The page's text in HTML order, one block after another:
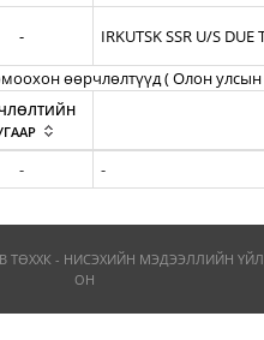
-
IRKUTSK SSR U/S DUE
өөрчлөлтүүд ( Олон улсын
- -
- НИСЭХИЙН МЭДЭЭЛЛИЙН
ОН